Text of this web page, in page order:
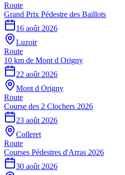
Route
Grand Prix Pédestre des Baillots
16 août 2026
Luzoir
Route
10 km de Mont d Origny
22 août 2026
Mont d Origny
Route
Course des 2 Clochers 2026
23 août 2026
Colleret
Route
Courses Pédestres d'Arras 2026
30 août 2026